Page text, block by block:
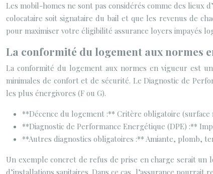
Les mobil-homes ne sont pas considérés comme des lieux
colocataire soit signataire du bail et que les revenus de
pour maximiser votre éligibilité assurance loyers impayés
La conformité du logement aux normes
La conformité du logement aux normes en vigueur est
minimales de confort et de sécurité. Le Diagnostic de
les plus énergivores (F ou G).
**Décence du logement :** Critère obligatoire
**Diagnostic de Performance Energétique (DPE) :**
**Autres diagnostics obligatoires :** Amiante, plomb,
Un exemple concret de refus de prise en charge serait un
d’installations sanitaires. Dans ce cas, l’assurance